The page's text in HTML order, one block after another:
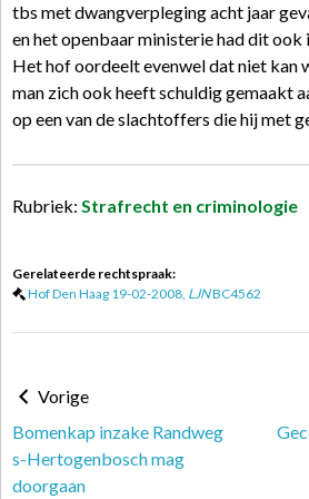
tbs met dwangverpleging acht jaar
en het openbaar ministerie had dit ook
Het hof oordeelt evenwel dat niet kan
man zich ook heeft schuldig gemaakt
op een van de slachtoffers die hij met
Rubriek: Strafrecht en criminologie
Gerelateerde rechtspraak:
Hof Den Haag 19-02-2008, LJNBC4562
Vorige
Bomenkap inzake Randweg
s-Hertogenbosch mag
doorgaan